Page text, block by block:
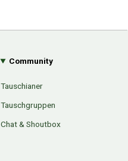
Community
Tauschianer
Tauschgruppen
Chat & Shoutbox